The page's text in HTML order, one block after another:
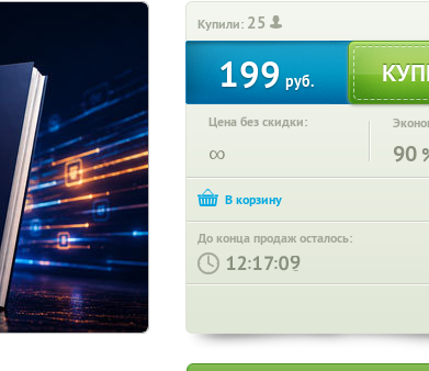
Купили: 25
199 руб.
Цена без скидки:
∞ 90
До конца продаж осталось:
: :